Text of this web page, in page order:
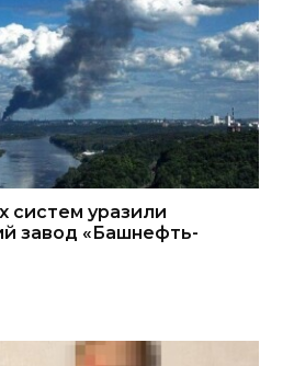
систем уразили
завод «Башнефть-